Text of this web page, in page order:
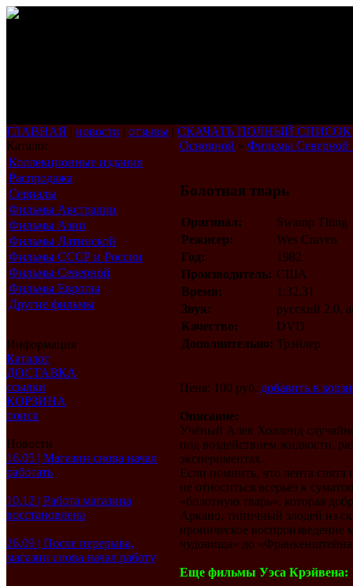
ГЛАВНАЯ | новости | отзывы | СКАЧАТЬ ПОЛНЫЙ СПИСОК
Каталог
Коллекционные издания
Распродажа
Сериалы
Фильмы Австралии
Фильмы Азии
Фильмы Латинской
Америки
Фильмы СССР и России
Фильмы Северной
Америки
Фильмы Европы
Другие фильмы
Информация
Каталог
ДОСТАВКА
ссылки
КОРЗИНА
поиск
Новости
16.05 | Магазин снова начал
работать
10.12 | Работа магазина
восстановлена
26.09 | После перерыва,
магазин снова начал работу
Основной » Фильмы Северной
Болотная тварь
Оригинал:
Swamp Thing
Режисер:
Wes Craven
Год:
1982
Производитель: США
Время:
1:32.31
Звук:
русский 2.0,
Качество:
DVD
Дополнительно: Трэйлер
Цена: 100 руб. добавить в
Описание:
Учёный Алек Холленд
под воздействием жидкости,
экспериментах.
Если помнить, что лента
не относиться всерьёз к
«болотную тварь», которая
Аркано, типичный злодей из
ироническое
чудовища» до
Еще фильмы Уэса Крэйвена: